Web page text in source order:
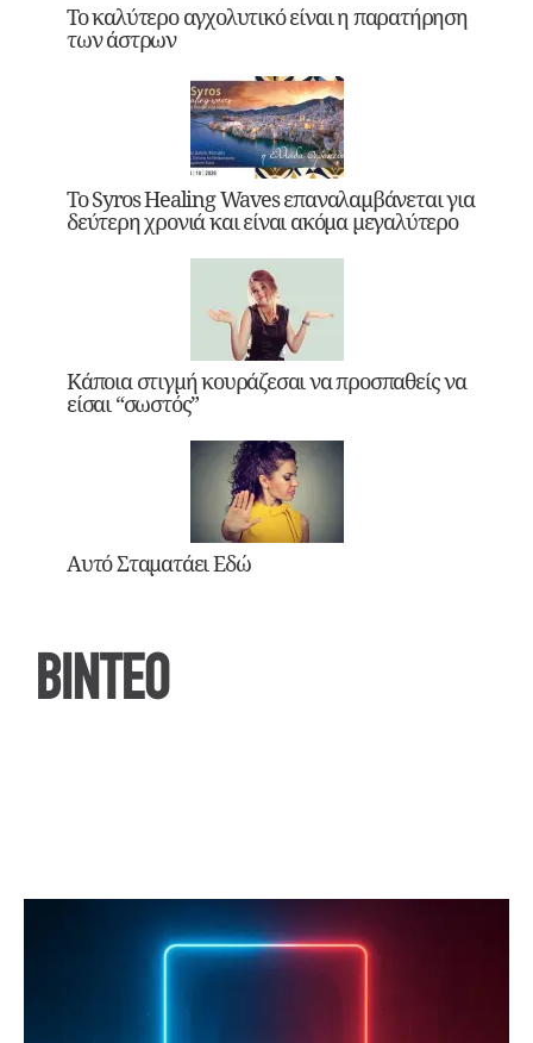
Το καλύτερο αγχολυτικό είναι η παρατήρηση
των άστρων
Το Syros Healing Waves επαναλαμβάνεται για
δεύτερη χρονιά και είναι ακόμα μεγαλύτερο
Κάποια στιγμή κουράζεσαι να προσπαθείς να
είσαι “σωστός”
Αυτό Σταματάει Εδώ
ΒΙΝΤΕΟ